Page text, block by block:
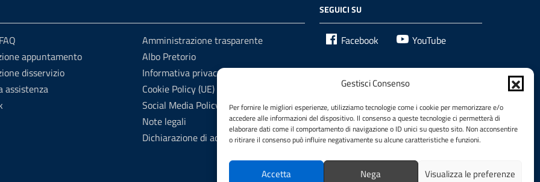
Gestisci Consenso
Per fornire le migliori esperienze, utilizziamo tecnologie come i cookie per memorizzare e/o
accedere alle informazioni del dispositivo. Il consenso a queste tecnologie ci permetterà di
elaborare dati come il comportamento di navigazione o ID unici su questo sito. Non acconsentire
o ritirare il consenso può influire negativamente su alcune caratteristiche e funzioni.
Accetta Nega Visualizza le preferenze
appuntamento
disservizio
assistenza
Amministrazione trasparente
Albo Pretorio
Informativa privacy
Cookie Policy (UE)
Social Media Policy
Note legali
Dichiarazione di accessibilità
SEGUICI SU
Facebook YouTube